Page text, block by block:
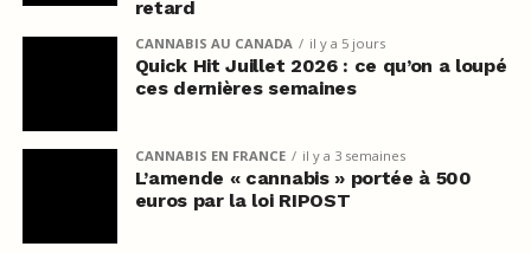
retard
CANNABIS AU CANADA il y a 5 jours
Quick Hit Juillet 2026 : ce qu’on a loupé
ces dernières semaines
CANNABIS EN FRANCE il y a 3 semaines
L’amende « cannabis » portée à 500
euros par la loi RIPOST